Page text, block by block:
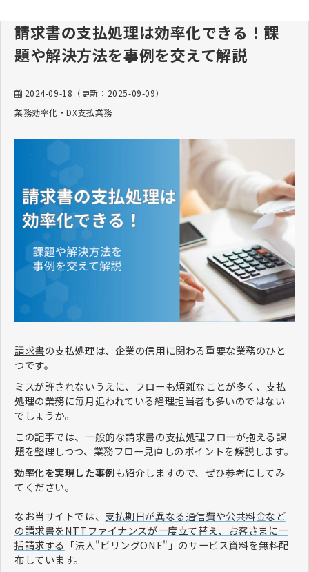
請求書の支払処理は効率化できる！課
題や解決方法を事例を交えて解説
2024-09-18 （更新： 2025-09-09）
業務効率化・DX支払業務
請求書の支払処理は、企業の信用に関わる重要な業務のひと
つです。
ミスが許されないうえに、フローも煩雑なことが多く、支払
処理の業務に毎月追われている経理担当者も多いのではない
でしょうか。
この記事では、一般的な請求書の支払処理フローが抱える課
題を整理しつつ、業務フロー見直しのポイントを解説します。
効率化を実現した事例も紹介しますので、ぜひ参考にしてみ
てください。
なお当サイトでは、 支払期日が異なる通信費や公共料金など
の請求書をNTTファイナンスが一度立て替え、お客さまに一
括請求する 「法人"ビリングONE"」のサービス資料を無料配
布しています。